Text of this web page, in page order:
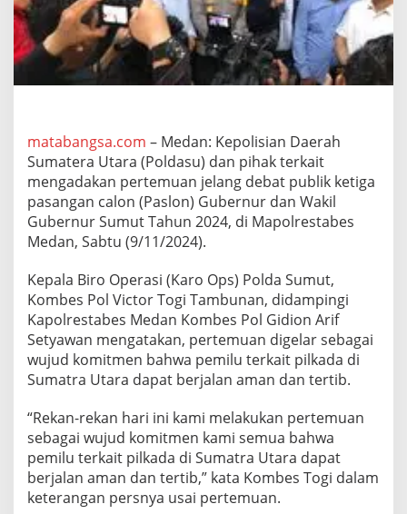
s
a
n
g
e
e
r
t
i
b
J
e
l
a
g
D
b
a
t
K
e
t
matabangsa.com – Medan: Kepolisian Daerah
Sumatera Utara (Poldasu) dan pihak terkait
mengadakan pertemuan jelang debat publik ketiga
pasangan calon (Paslon) Gubernur dan Wakil
Gubernur Sumut Tahun 2024, di Mapolrestabes
Medan, Sabtu (9/11/2024).
Kepala Biro Operasi (Karo Ops) Polda Sumut,
Kombes Pol Victor Togi Tambunan, didampingi
Kapolrestabes Medan Kombes Pol Gidion Arif
Setyawan mengatakan, pertemuan digelar sebagai
wujud komitmen bahwa pemilu terkait pilkada di
Sumatra Utara dapat berjalan aman dan tertib.
“Rekan-rekan hari ini kami melakukan pertemuan
sebagai wujud komitmen kami semua bahwa
pemilu terkait pilkada di Sumatra Utara dapat
berjalan aman dan tertib,” kata Kombes Togi dalam
keterangan persnya usai pertemuan.